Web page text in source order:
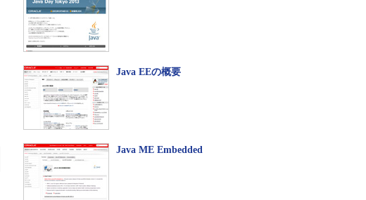
Java EEの概要
Java ME Embedded